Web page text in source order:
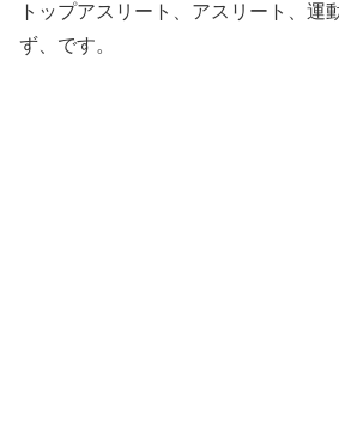
トップアスリート、アスリート、運
ず、です。